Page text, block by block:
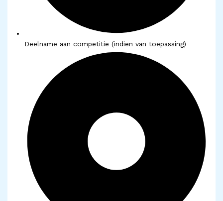
Deelname aan competitie (indien van toepassing)